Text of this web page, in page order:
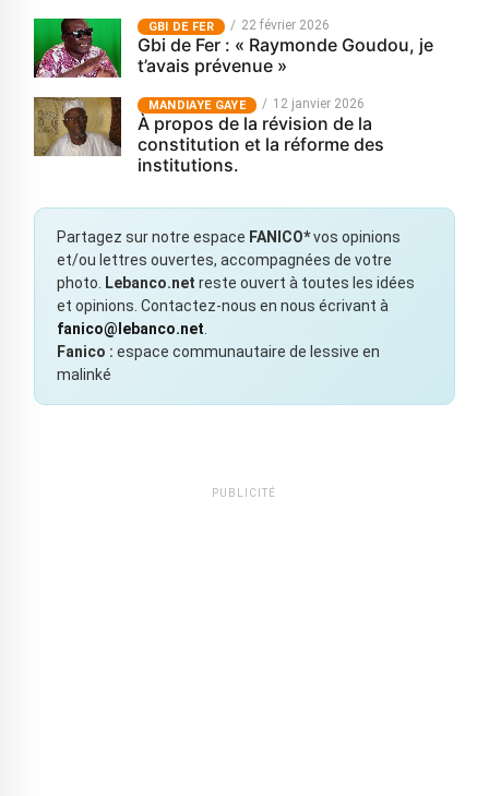
GBI DE FER 22 février 2026
Gbi de Fer : « Raymonde Goudou, je
t’avais prévenue »
MANDIAYE GAYE 12 janvier 2026
À propos de la révision de la
constitution et la réforme des
institutions.
Partagez sur notre espace FANICO*vos opinions
et/ou lettres ouvertes, accompagnées de votre
photo. Lebanco.net reste ouvert à toutes les idées
et opinions. Contactez-nous en nous écrivant à
fanico@lebanco.net.
Fanico : espace communautaire de lessive en
malinké
PUBLICITÉ